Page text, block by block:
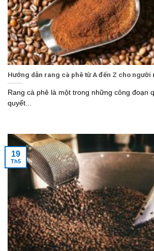
Hướng dẫn rang cà phê từ A đến Z cho người
Rang cà phê là một trong những công đoạn
quyết...
19
Th5